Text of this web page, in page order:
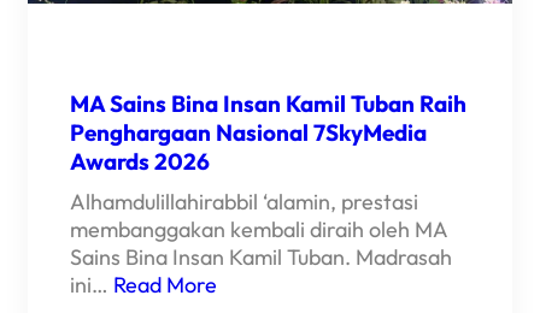
MA Sains Bina Insan Kamil Tuban Raih
Penghargaan Nasional 7SkyMedia
Awards 2026
Alhamdulillahirabbil ‘alamin, prestasi
membanggakan kembali diraih oleh MA
Sains Bina Insan Kamil Tuban. Madrasah
ini… Read More